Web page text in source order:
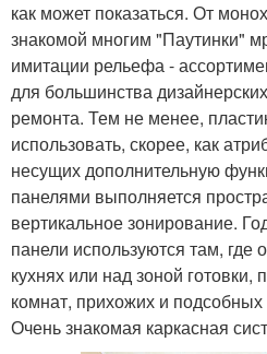
как может показаться. От
знакомой многим "Паутинки"
имитации рельефа -
для большинства
ремонта. Тем не менее,
использовать, скорее, как
несущих дополнительную
панелями выполняется
вертикальное зонирование.
панели используются там, где
кухнях или над зоной
комнат, прихожих и
Очень знакомая каркасная